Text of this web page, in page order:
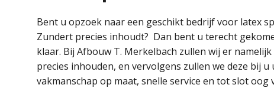
Bent u opzoek naar een geschikt bedrijf voor latex
Zundert precies inhoudt? Dan bent u terecht
klaar. Bij Afbouw T. Merkelbach zullen wij er
precies inhouden, en vervolgens zullen we deze bij
vakmanschap op maat, snelle service en tot slot oog